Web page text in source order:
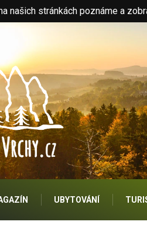
našich stránkách poznáme a
UBYTOVÁNÍ